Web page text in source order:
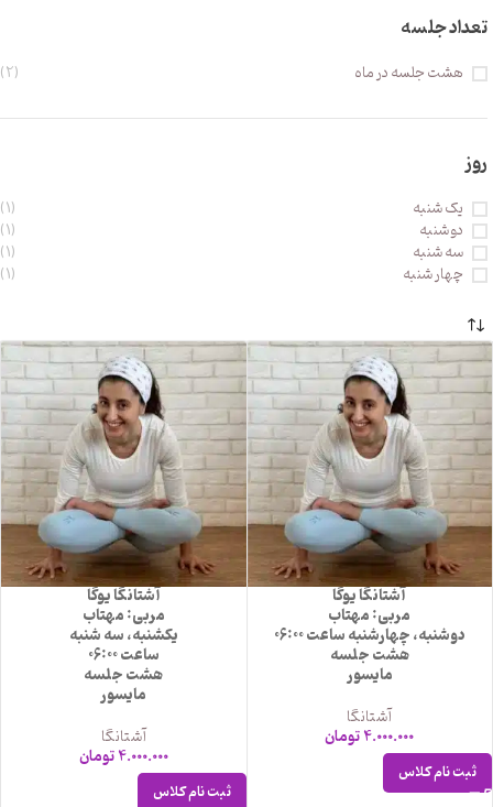
تعداد جلسه
هشت جلسه در ماه (2)
روز
یک شنبه (1)
دو شنبه (1)
سه شنبه (1)
چهار شنبه (1)
آشتانگا یوگا
مربی: مهتاب
دوشنبه، چهارشنبه ساعت 06:00
هشت جلسه
مایسور
آشتانگا
4.000.000تومان
ثبت نام کلاس
آشتانگا یوگا
مربی: مهتاب
یکشنبه، سه شنبه
ساعت 06:00
هشت جلسه
مایسور
آشتانگا
4.000.000تومان
ثبت نام کلاس